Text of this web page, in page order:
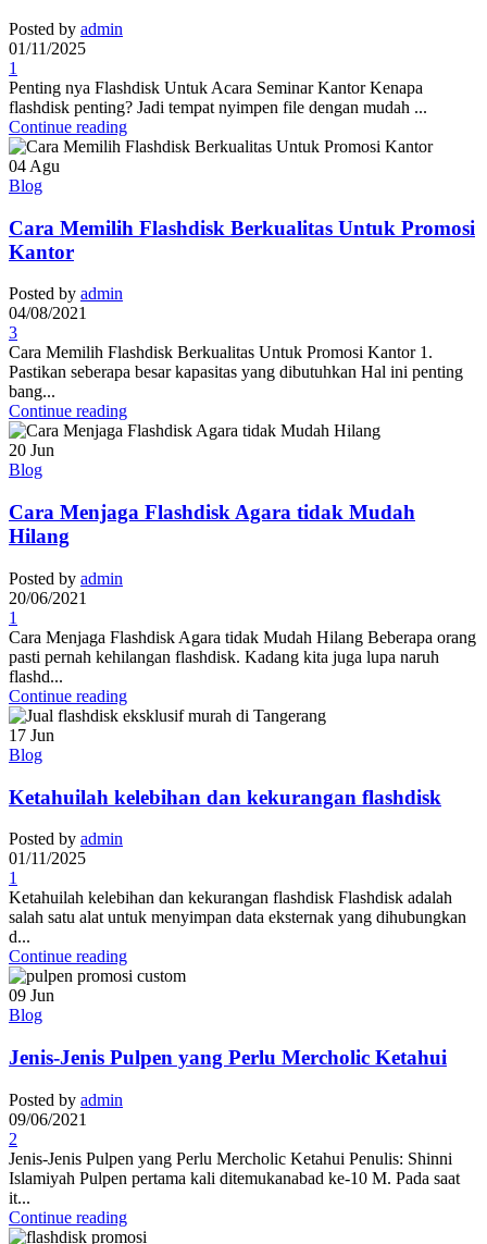
Posted by admin
01/11/2025
1
Penting nya Flashdisk Untuk Acara Seminar Kantor Kenapa
flashdisk penting? Jadi tempat nyimpen file dengan mudah ...
Continue reading
04 Agu
Blog
Cara Memilih Flashdisk Berkualitas Untuk Promosi
Kantor
Posted by admin
04/08/2021
3
Cara Memilih Flashdisk Berkualitas Untuk Promosi Kantor 1.
Pastikan seberapa besar kapasitas yang dibutuhkan Hal ini penting
bang...
Continue reading
20 Jun
Blog
Cara Menjaga Flashdisk Agara tidak Mudah
Hilang
Posted by admin
20/06/2021
1
Cara Menjaga Flashdisk Agara tidak Mudah Hilang Beberapa orang
pasti pernah kehilangan flashdisk. Kadang kita juga lupa naruh
flashd...
Continue reading
17 Jun
Blog
Ketahuilah kelebihan dan kekurangan flashdisk
Posted by admin
01/11/2025
1
Ketahuilah kelebihan dan kekurangan flashdisk Flashdisk adalah
salah satu alat untuk menyimpan data eksternak yang dihubungkan
d...
Continue reading
09 Jun
Blog
Jenis-Jenis Pulpen yang Perlu Mercholic Ketahui
Posted by admin
09/06/2021
2
Jenis-Jenis Pulpen yang Perlu Mercholic Ketahui Penulis: Shinni
Islamiyah Pulpen pertama kali ditemukanabad ke-10 M. Pada saat
it...
Continue reading